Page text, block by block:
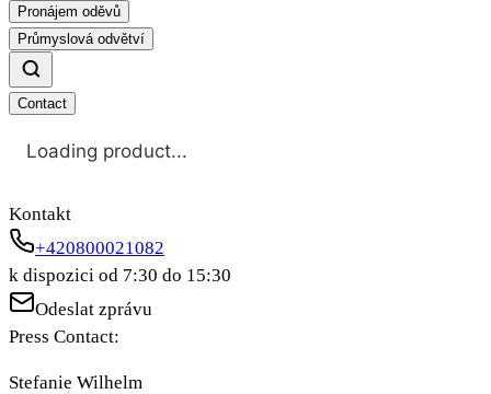
Pronájem oděvů
Průmyslová odvětví
Contact
Loading product...
Kontakt
+420800021082
k dispozici od 7:30 do 15:30
Odeslat zprávu
Press Contact:
Stefanie Wilhelm